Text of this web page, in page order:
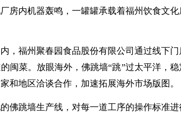
内机器轰鸣，一罐罐承载着福州饮食文化
福州聚春园食品股份有限公司通过线下门
闽菜。放眼海外，佛跳墙“跳”过太平洋，
和地区洽谈合作，加速拓展海外市场版图。
跳墙生产线，对每一道工序的操作标准进